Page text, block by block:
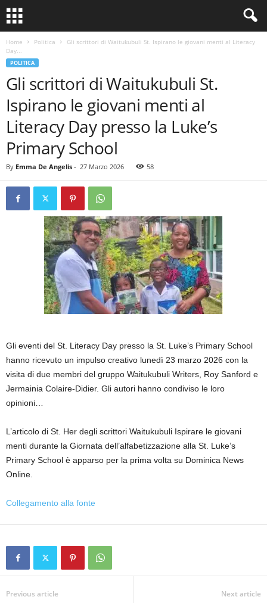
Home Politica
Gli scrittori di Waitukubuli St. Ispirano le giovani menti al Literacy
Day...
POLITICA
Gli scrittori di Waitukubuli St.
Ispirano le giovani menti al
Literacy Day presso la Luke’s
Primary School
By Emma De Angelis - 27 Marzo 2026 58
Gli eventi del St. Literacy Day presso la St. Luke’s Primary School
hanno ricevuto un impulso creativo lunedì 23 marzo 2026 con la
visita di due membri del gruppo Waitukubuli Writers, Roy Sanford e
Jermainia Colaire‑Didier. Gli autori hanno condiviso le loro
opinioni…
L’articolo di St. Her degli scrittori Waitukubuli Ispirare le giovani
menti durante la Giornata dell’alfabetizzazione alla St. Luke’s
Primary School è apparso per la prima volta su Dominica News
Online.
Collegamento alla fonte
Previous article Next article